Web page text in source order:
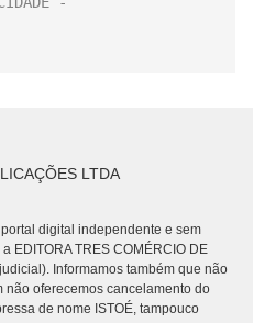
LTDA
digital independente e sem
EDITORA TRES COMÉRCIO DE
Informamos também que não
oferecemos cancelamento do
de nome ISTOÉ, tampouco